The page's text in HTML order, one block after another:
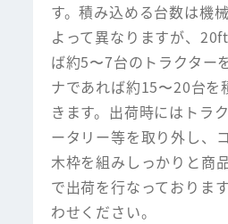
す。積み込める台数は機
よって異なりますが、
ば約5〜7台のトラクター
ナであれば約15〜20台を
きます。出荷時にはトラ
ータリー等を取り外し、
木枠を組みしっかりと商
で出荷を行なっておりま
わせください。